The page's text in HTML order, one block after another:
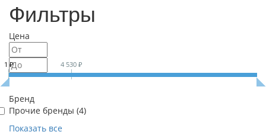
Фильтры
Цена
1 ₽ 4 530 ₽
Бренд
Прочие бренды (4)
Показать все